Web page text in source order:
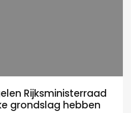
Rijksministerraad
grondslag hebben